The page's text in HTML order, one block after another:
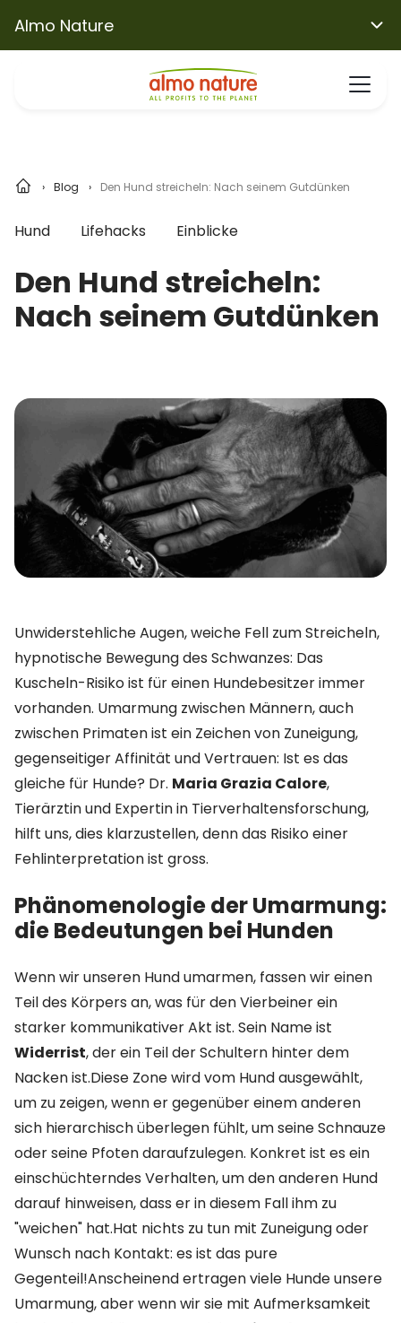
Almo Nature
Blog Den Hund streicheln: Nach seinem Gutdünken
Hund Lifehacks Einblicke
Den Hund streicheln:
Nach seinem Gutdünken
Unwiderstehliche Augen, weiche Fell zum Streicheln,
hypnotische Bewegung des Schwanzes: Das
Kuscheln-Risiko ist für einen Hundebesitzer immer
vorhanden. Umarmung zwischen Männern, auch
zwischen Primaten ist ein Zeichen von Zuneigung,
gegenseitiger Affinität und Vertrauen: Ist es das
gleiche für Hunde? Dr. Maria Grazia Calore,
Tierärztin und Expertin in Tierverhaltensforschung,
hilft uns, dies klarzustellen, denn das Risiko einer
Fehlinterpretation ist gross.
Phänomenologie der Umarmung:
die Bedeutungen bei Hunden
Wenn wir unseren Hund umarmen, fassen wir einen
Teil des Körpers an, was für den Vierbeiner ein
starker kommunikativer Akt ist. Sein Name ist
Widerrist, der ein Teil der Schultern hinter dem
Nacken ist.Diese Zone wird vom Hund ausgewählt,
um zu zeigen, wenn er gegenüber einem anderen
sich hierarchisch überlegen fühlt, um seine Schnauze
oder seine Pfoten daraufzulegen. Konkret ist es ein
einschüchterndes Verhalten, um den anderen Hund
darauf hinweisen, dass er in diesem Fall ihm zu
"weichen" hat.Hat nichts zu tun mit Zuneigung oder
Wunsch nach Kontakt: es ist das pure
Gegenteil!Anscheinend ertragen viele Hunde unsere
Umarmung, aber wenn wir sie mit Aufmerksamkeit